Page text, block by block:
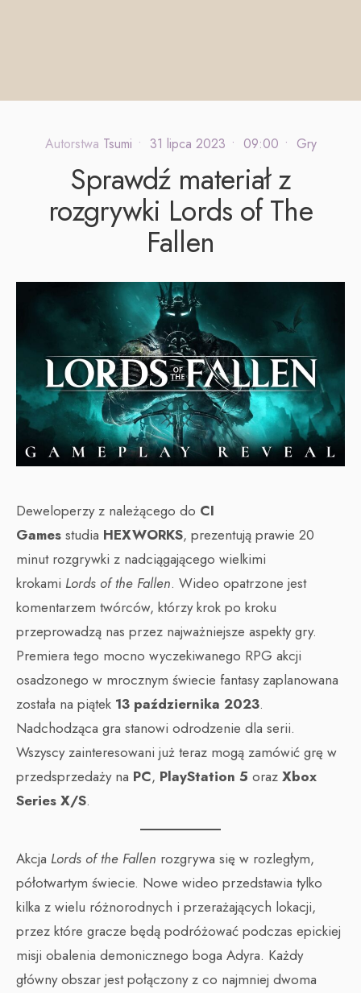
Autorstwa Tsumi • 31 lipca 2023 • 09:00 • Gry
Sprawdź materiał z
rozgrywki Lords of The
Fallen
Deweloperzy z należącego do CI
Games studia HEXWORKS, prezentują prawie 20
minut rozgrywki z nadciągającego wielkimi
krokami Lords of the Fallen. Wideo opatrzone jest
komentarzem twórców, którzy krok po kroku
przeprowadzą nas przez najważniejsze aspekty gry.
Premiera tego mocno wyczekiwanego RPG akcji
osadzonego w mrocznym świecie fantasy zaplanowana
została na piątek 13 października 2023.
Nadchodząca gra stanowi odrodzenie dla serii.
Wszyscy zainteresowani już teraz mogą zamówić grę w
przedsprzedaży na PC, PlayStation 5 oraz Xbox
Series X/S.
Akcja Lords of the Fallen rozgrywa się w rozległym,
półotwartym świecie. Nowe wideo przedstawia tylko
kilka z wielu różnorodnych i przerażających lokacji,
przez które gracze będą podróżować podczas epickiej
misji obalenia demonicznego boga Adyra. Każdy
główny obszar jest połączony z co najmniej dwoma